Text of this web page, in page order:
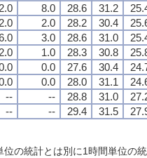
8.0 28.6 31.2
2.0 2.0 28.2 30.4
3.0 28.6 31.0
2.0 1.0 28.3 30.8
0.0 27.6 30.4
0.0 28.0 31.1
-- -- 28.8 31.0
-- -- 29.4 31.5
の統計とは別に1時間単位の